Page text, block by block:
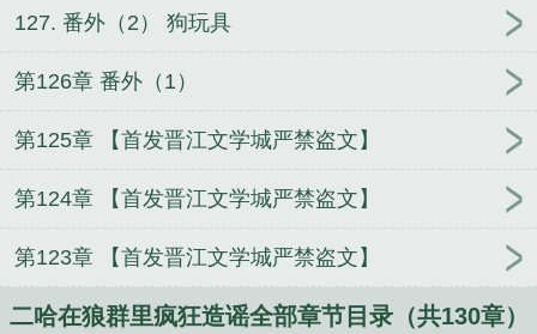
127. 番外（2） 狗玩具
第126章 番外（1）
第125章 【首发晋江文学城严禁盗文】
第124章 【首发晋江文学城严禁盗文】
第123章 【首发晋江文学城严禁盗文】
二哈在狼群里疯狂造谣全部章节目录（共130章）